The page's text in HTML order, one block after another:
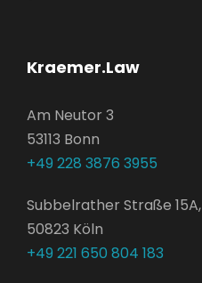
Kraemer.Law
Am Neutor 3
53113 Bonn
+49 228 3876 3955
Subbelrather Straße 15A,
50823 Köln
+49 221 650 804 183